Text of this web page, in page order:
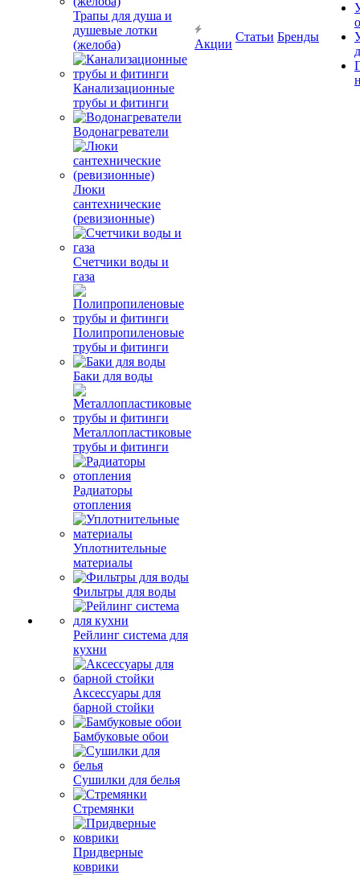
Трапы для душа и
душевые лотки
(желоба)
Канализационные
трубы и фитинги
Водонагреватели
Люки
сантехнические
(ревизионные)
Счетчики воды и
газа
Полипропиленовые
трубы и фитинги
Баки для воды
Металлопластиковые
трубы и фитинги
Радиаторы
отопления
Уплотнительные
материалы
Фильтры для воды
Рейлинг система для
кухни
Аксессуары для
барной стойки
Бамбуковые обои
Сушилки для белья
Стремянки
Придверные
коврики
Акции
Статьи Бренды